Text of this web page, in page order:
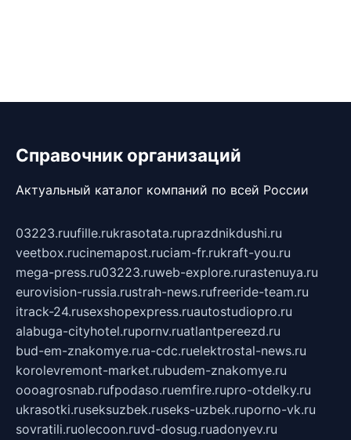
Справочник организаций
Актуальный каталог компаний по всей России
03223.ruufille.rukrasotata.ruprazdnikdushi.ru
veetbox.rucinemapost.ruciam-fr.rukraft-you.ru
mega-press.ru03223.ruweb-explore.rurastenuya.ru
eurovision-russia.rustrah-news.rufreeride-team.ru
itrack-24.rusexshopexpress.ruautostudiopro.ru
alabuga-cityhotel.rupornv.ruatlantpereezd.ru
bud-em-znakomye.rua-cdc.ruelektrostal-news.ru
korolevremont-market.rubudem-znakomye.ru
oooagrosnab.rufpodaso.ruemfire.rupro-otdelky.ru
ukrasotki.ruseksuzbek.ruseks-uzbek.ruporno-vk.ru
sovratili.ruolecoon.ruvd-dosug.ruadonyev.ru